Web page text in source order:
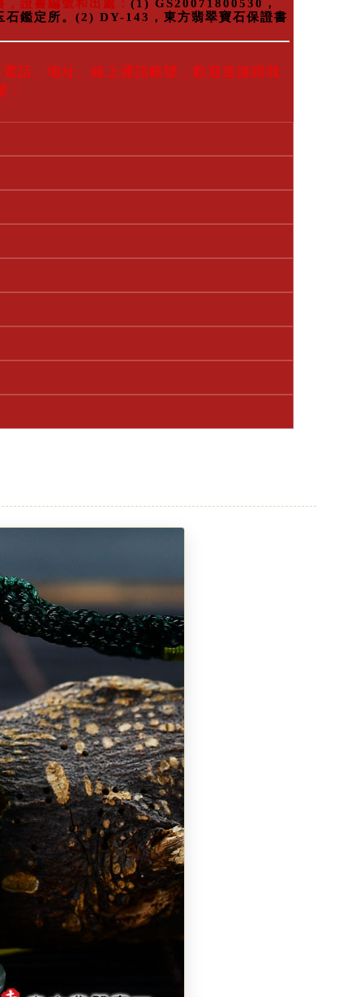
，證書編號和出處： (1) GS20071800530，
石鑑定所。(2) DY-143，東方翡翠寶石保證書
話、地址、線上通訊帳號，歡迎直接跟我
：